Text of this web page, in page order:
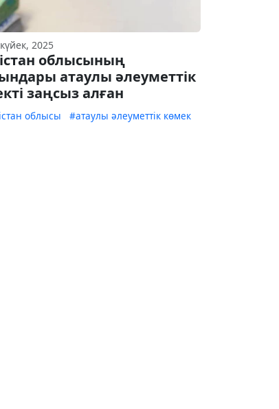
2025
облысының
атаулы әлеуметтік
заңсыз алған
облысы #атаулы әлеуметтік көмек